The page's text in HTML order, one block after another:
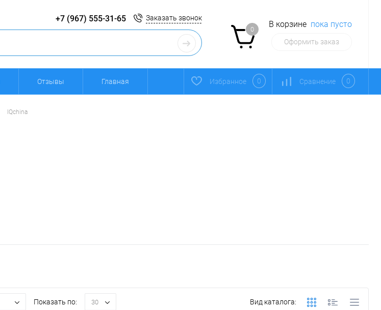
+7 (967) 555-31-65 Заказать звонок
0
В корзине пока пусто
Оформить заказ
Отзывы Главная Избранное 0 Сравнение 0
IQchina
Показать по: 30 Вид каталога: